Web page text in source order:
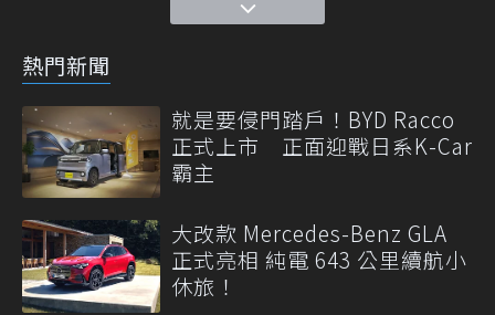
熱門新聞
就是要侵門踏戶！BYD Racco
正式上市 正面迎戰日系K-Car
霸主
大改款 Mercedes-Benz GLA
正式亮相 純電 643 公里續航小
休旅！